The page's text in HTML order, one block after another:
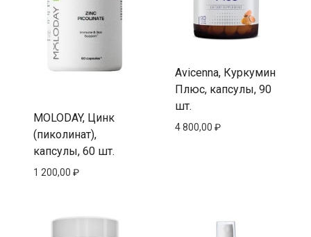
MOLODAY, Цинк
(пиколинат),
капсулы, 60 шт.
1 200,00 ₽
Avicenna, Куркумин
Плюс, капсулы, 90
шт.
4 800,00 ₽